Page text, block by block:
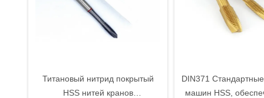
Титановый нитрид покрытый
HSS нитей кранов
DIN371
машин HSS,